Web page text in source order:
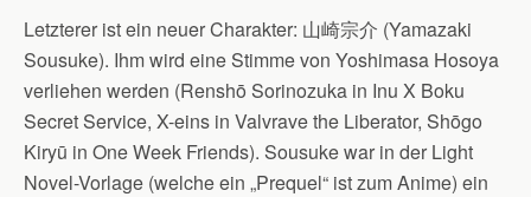
Letzterer ist ein neuer Charakter: 山崎宗介 (Yamazaki
Sousuke). Ihm wird eine Stimme von Yoshimasa Hosoya
verliehen werden (Renshō Sorinozuka in Inu X Boku
Secret Service, X-eins in Valvrave the Liberator, Shōgo
Kiryū in One Week Friends). Sousuke war in der Light
Novel-Vorlage (welche ein „Prequel“ ist zum Anime) ein